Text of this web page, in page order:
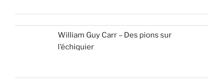
William Guy Carr – Des pions sur
l’échiquier